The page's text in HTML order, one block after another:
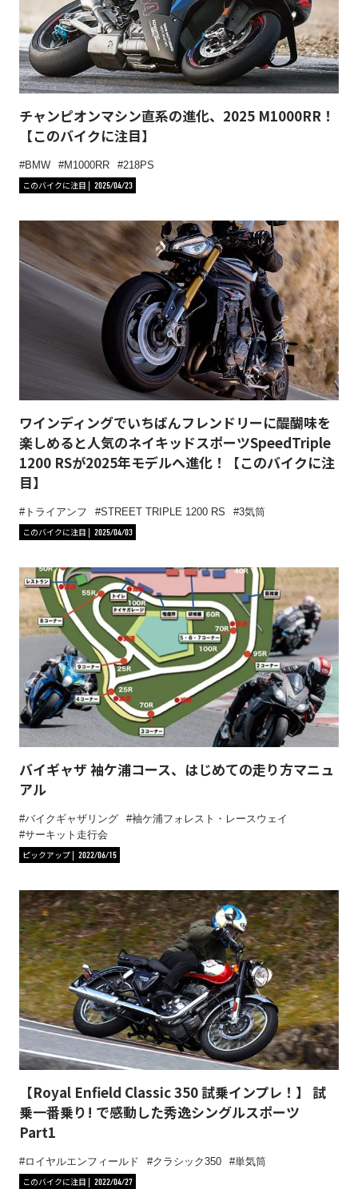
チャンピオンマシン直系の進化、2025 M1000RR！
【このバイクに注目】
BMW M1000RR
218PS
このバイクに注目
2025/04/23
ワインディングでいちばんフレンドリーに醍醐味を
楽しめると人気のネイキッドスポーツSpeedTriple
1200 RSが2025年モデルへ進化！【このバイクに注
目】
トライアンフ STREET TRIPLE 1200 RS
3気筒
このバイクに注目
2025/04/03
バイギャザ 袖ケ浦コース、はじめての走り方マニュ
アル
バイクギャザリング
袖ケ浦フォレスト・レースウェイ
サーキット走行会
ピックアップ
2022/06/15
【Royal Enfield Classic 350 試乗インプレ！】 試
乗一番乗り! で感動した秀逸シングルスポーツ
Part1
ロイヤルエンフィールド クラシック350
単気筒
このバイクに注目
2022/04/27